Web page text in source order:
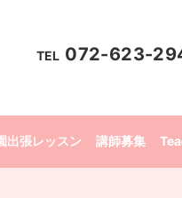
出張レッスン 講師募集
TEL 072-623-